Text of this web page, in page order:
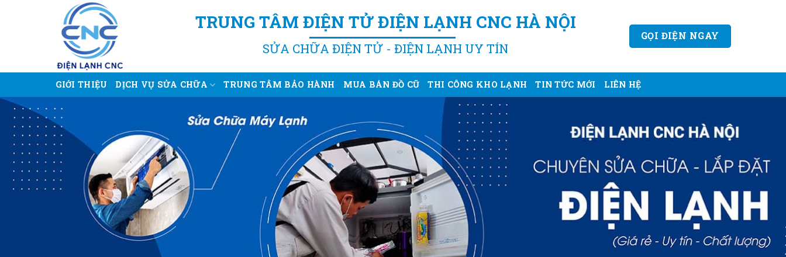
TRUNG TÂM ĐIỆN TỬ ĐIỆN LẠNH CNC HÀ NỘI
SỬA CHỮA ĐIỆN TỬ - ĐIỆN LẠNH UY TÍN
GỌI ĐIỆN NGAY
GIỚI THIỆU DỊCH VỤ SỬA CHỮA TRUNG TÂM BẢO HÀNH MUA BÁN ĐỒ CŨ THI CÔNG KHO LẠNH TIN TỨC MỚI LIÊN HỆ